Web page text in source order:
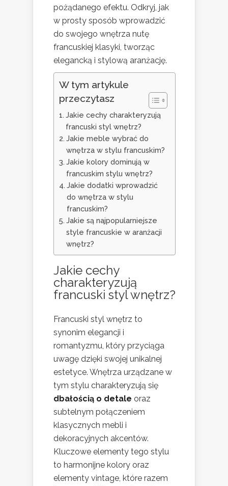
pożądanego efektu. Odkryj, jak
w prosty sposób wprowadzić
do swojego wnętrza nutę
francuskiej klasyki, tworząc
elegancką i stylową aranżację.
W tym artykule
przeczytasz
Jakie cechy charakteryzują
francuski styl wnętrz?
Jakie meble wybrać do
wnętrza w stylu francuskim?
Jakie kolory dominują w
francuskim stylu wnętrz?
Jakie dodatki wprowadzić
do wnętrza w stylu
francuskim?
Jakie są najpopularniejsze
style francuskie w aranżacji
wnętrz?
Jakie cechy
charakteryzują
francuski styl wnętrz?
Francuski styl wnętrz to
synonim elegancji i
romantyzmu, który przyciąga
uwagę dzięki swojej unikalnej
estetyce. Wnętrza urządzane w
tym stylu charakteryzują się
dbałością o detale oraz
subtelnym połączeniem
klasycznych mebli i
dekoracyjnych akcentów.
Kluczowe elementy tego stylu
to harmonijne kolory oraz
elementy vintage, które razem